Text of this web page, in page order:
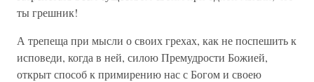
ты грешник!
А трепеща при мысли о своих грехах, как не поспешить к
исповеди, когда в ней, силою Премудрости Божией,
открыт способ к примирению нас с Богом и своею